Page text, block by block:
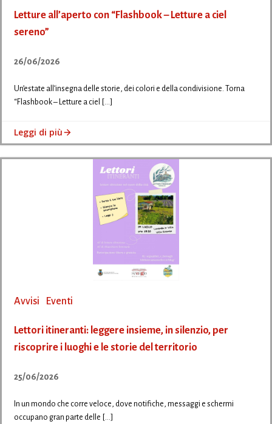
Letture all’aperto con “Flashbook – Letture a ciel
sereno”
26/06/2026
Un’estate all’insegna delle storie, dei colori e della condivisione. Torna
“Flashbook – Letture a ciel […]
Leggi di più
Avvisi Eventi
Lettori itineranti: leggere insieme, in silenzio, per
riscoprire i luoghi e le storie del territorio
25/06/2026
In un mondo che corre veloce, dove notifiche, messaggi e schermi
occupano gran parte delle […]